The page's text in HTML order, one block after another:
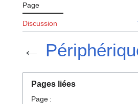
Page
Discussion
←
Pages liées
Page :